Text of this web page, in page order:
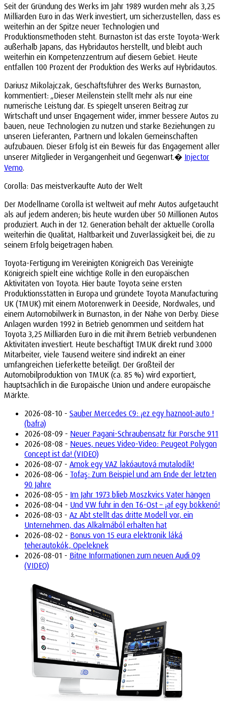
Seit der Gründung des Werks im Jahr 1989 wurden mehr als 3,25
Milliarden Euro in das Werk investiert, um sicherzustellen, dass es
weiterhin an der Spitze neuer Technologien und
Produktionsmethoden steht. Burnaston ist das erste Toyota-Werk
außerhalb Japans, das Hybridautos herstellt, und bleibt auch
weiterhin ein Kompetenzzentrum auf diesem Gebiet. Heute
entfallen 100 Prozent der Produktion des Werks auf Hybridautos.
Dariusz Mikolajczak, Geschäftsführer des Werks Burnaston,
kommentiert: „Dieser Meilenstein stellt mehr als nur eine
numerische Leistung dar. Es spiegelt unseren Beitrag zur
Wirtschaft und unser Engagement wider, immer bessere Autos zu
bauen, neue Technologien zu nutzen und starke Beziehungen zu
unseren Lieferanten, Partnern und lokalen Gemeinschaften
aufzubauen. Dieser Erfolg ist ein Beweis für das Engagement aller
unserer Mitglieder in Vergangenheit und Gegenwart.� Injector
Vemo.
Corolla: Das meistverkaufte Auto der Welt
Der Modellname Corolla ist weltweit auf mehr Autos aufgetaucht
als auf jedem anderen; bis heute wurden über 50 Millionen Autos
produziert. Auch in der 12. Generation behält der aktuelle Corolla
weiterhin die Qualität, Haltbarkeit und Zuverlässigkeit bei, die zu
seinem Erfolg beigetragen haben.
Toyota-Fertigung im Vereinigten Königreich Das Vereinigte
Königreich spielt eine wichtige Rolle in den europäischen
Aktivitäten von Toyota. Hier baute Toyota seine ersten
Produktionsstätten in Europa und gründete Toyota Manufacturing
UK (TMUK) mit einem Motorenwerk in Deeside, Nordwales, und
einem Automobilwerk in Burnaston, in der Nähe von Derby. Diese
Anlagen wurden 1992 in Betrieb genommen und seitdem hat
Toyota 3,25 Milliarden Euro in die mit ihrem Betrieb verbundenen
Aktivitäten investiert. Heute beschäftigt TMUK direkt rund 3.000
Mitarbeiter, viele Tausend weitere sind indirekt an einer
umfangreichen Lieferkette beteiligt. Der Großteil der
Automobilproduktion von TMUK (ca. 85 %) wird exportiert,
hauptsächlich in die Europäische Union und andere europäische
Märkte.
2026-08-10 - Sauber Mercedes C9: ¡ez egy haznoot-auto !
(bafra)
2026-08-09 - Neuer Pagani-Schraubensatz für Porsche 911
2026-08-08 - Neues, neues Video-Video: Peugeot Polygon
Concept ist da! (VIDEO)
2026-08-07 - Amok egy VAZ lakóautová mutalodík!
2026-08-06 - Tofaş: Zum Beispiel und am Ende der letzten
90 Jahre
2026-08-05 - Im Jahr 1973 blieb Moszkvics Vater hängen
2026-08-04 - Und VW fuhr in den T6-Ost – ¡af egy bökkenő!
2026-08-03 - Az Abt stellt das dritte Modell vor, ein
Unternehmen, das Alkalmából erhalten hat
2026-08-02 - Bonus von 15 eura elektronik láká
teherautokók, Opeleknek
2026-08-01 - Bitne Informationen zum neuen Audi Q9
(VIDEO)